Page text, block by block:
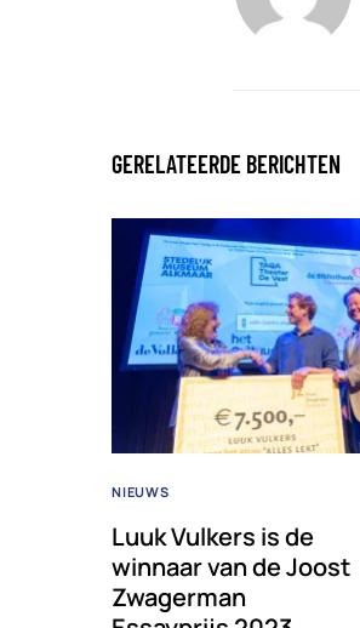
GERELATEERDE BERICHTEN
NIEUWS
Luuk Vulkers is de
winnaar van de Joost
Zwagerman